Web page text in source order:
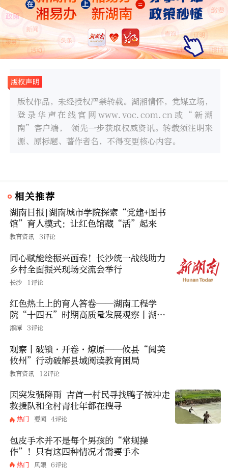
版权作品，未经授权严禁转载。湖湘情怀，党媒立场，
登录华声在线官网www.voc.com.cn或“新湖
南”客户端， 领先一步获取权威资讯。转载须注明来
源、原标题、著作者名，不得变更核心内容。
相关推荐
湖南日报|湖南城市学院探索“党建+图书
馆”育人模式：让红色馆藏“活”起来
教育资讯 3评论
同心赋能绘振兴画卷！长沙统一战线助力
乡村全面振兴现场交流会举行
长沙 1评论
红色热土上的育人答卷——湖南工程学
院“十四五”时期高质量发展观察丨湖南
日报
湘潭 3评论
观察丨破锁·开卷·燎原——攸县“阅美
攸州”行动破解县域阅读教育困局
教育资讯 12评论
因突发强降雨 吉首一村民寻找鸭子被冲走
救援队和全村青壮年都在搜寻
热门 要闻 4评论
包皮手术并不是每个男孩的“常规操
作”！只有这四种情况才需要手术
热门 风眼 6评论